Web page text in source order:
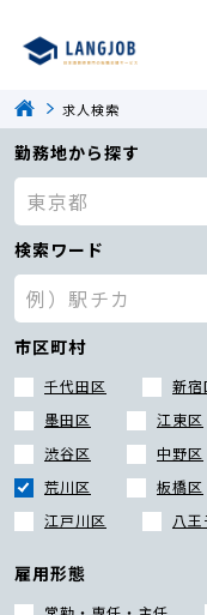
求人検索
勤務地から探す
検索ワード
市区町村
千代田区 新宿
墨田区
江東区
渋谷区
中野区
荒川区
板橋区
江戸川区
八
雇用形態